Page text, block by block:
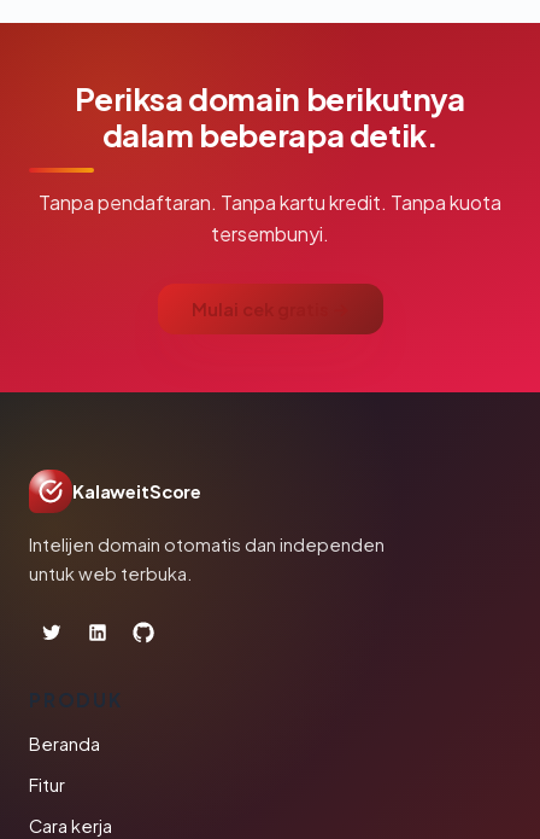
Periksa domain berikutnya
dalam beberapa detik.
Tanpa pendaftaran. Tanpa kartu kredit. Tanpa kuota
tersembunyi.
Mulai cek gratis →
KalaweitScore
Intelijen domain otomatis dan independen
untuk web terbuka.
PRODUK
Beranda
Fitur
Cara kerja